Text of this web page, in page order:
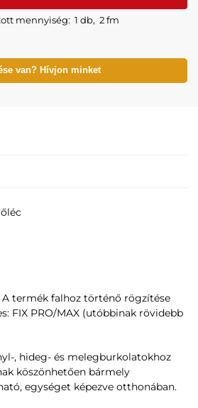
mennyiség: 1 db, 2 fm
van? Hívjon minket
A termék falhoz történő rögzítése
FIX PRO/MAX (utóbbinak rövidebb
, hideg- és melegburkolatokhoz
köszönhetően bármely
egységet képezve otthonában.